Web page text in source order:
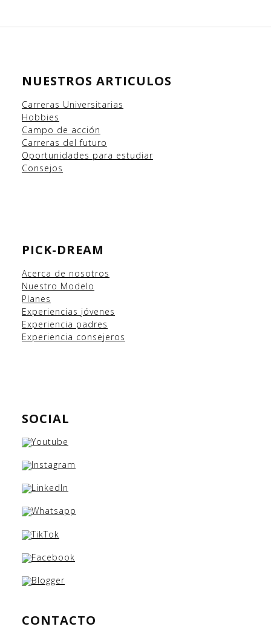
NUESTROS ARTICULOS
Carreras Universitarias
Hobbies
Campo de acción
Carreras del futuro
Oportunidades para estudiar
Consejos
PICK-DREAM
Acerca de nosotros
Nuestro Modelo
Planes
Experiencias jóvenes
Experiencia padres
Experiencia consejeros
SOCIAL
CONTACTO